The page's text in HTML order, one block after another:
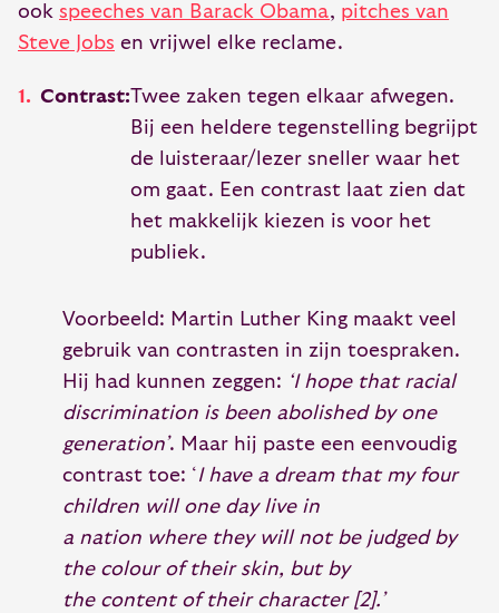
ook speeches van Barack Obama, pitches van
Steve Jobs en vrijwel elke reclame.
Contrast:Twee zaken tegen elkaar afwegen.
Bij een heldere tegenstelling begrijpt
de luisteraar/lezer sneller waar het
om gaat. Een contrast laat zien dat
het makkelijk kiezen is voor het
publiek.
Voorbeeld: Martin Luther King maakt veel
gebruik van contrasten in zijn toespraken.
Hij had kunnen zeggen: ‘I hope that racial
discrimination is been abolished by one
generation’. Maar hij paste een eenvoudig
contrast toe: ‘I have a dream that my four
children will one day live in
a nation where they will not be judged by
the colour of their skin, but by
the content of their character [2].’